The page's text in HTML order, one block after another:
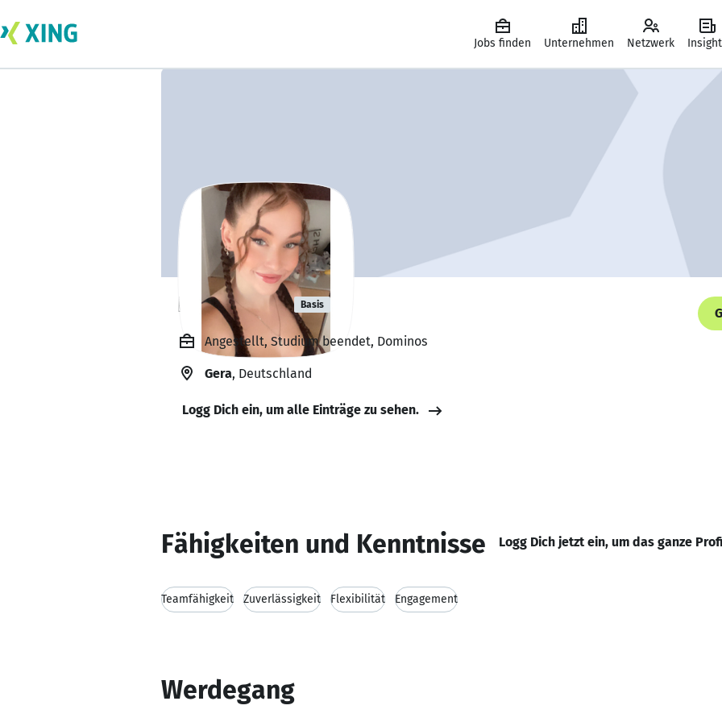
Jobs finden Unternehmen Netzwerk
Lisa Puhan Basis
Angestellt, Studium beendet, Dominos
Gera, Deutschland
Logg Dich ein, um alle Einträge zu sehen.
Fähigkeiten und Kenntnisse Logg Dich jetzt ein, um das ganze
Teamfähigkeit Zuverlässigkeit Flexibilität Engagement
Werdegang